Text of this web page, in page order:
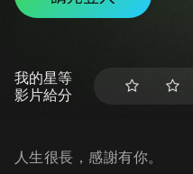
我的星等
影片給分
人生很長，感謝有你。